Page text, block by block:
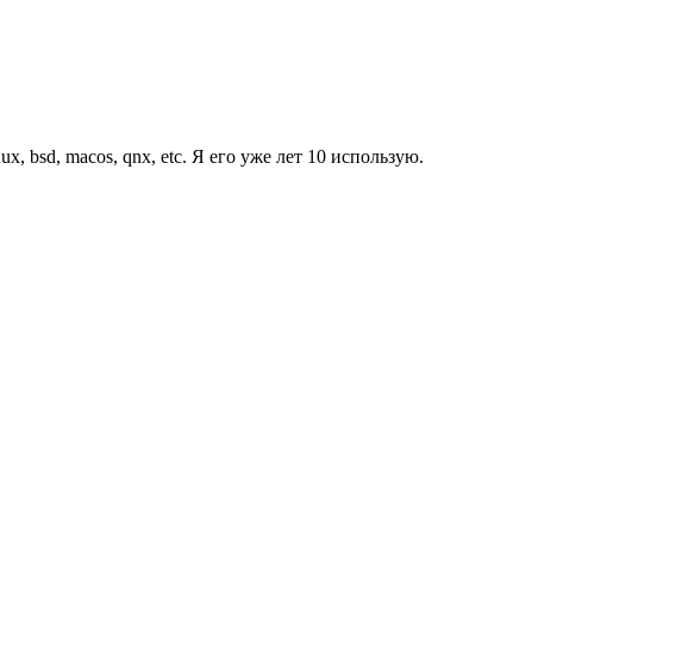
bsd, macos, qnx, etc. Я его уже лет 10 использую.